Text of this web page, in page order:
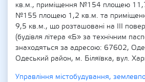
кв.м., приміщення №154 площею
№155 площею 1,2 кв.м. та
9,5 кв.м., що розташовані на ІІІ
(будівля літера «Б» за технічним
знаходяться за адресою: 67602,
Одеський район, м. Біляївка, вул.
Управління містобудування,